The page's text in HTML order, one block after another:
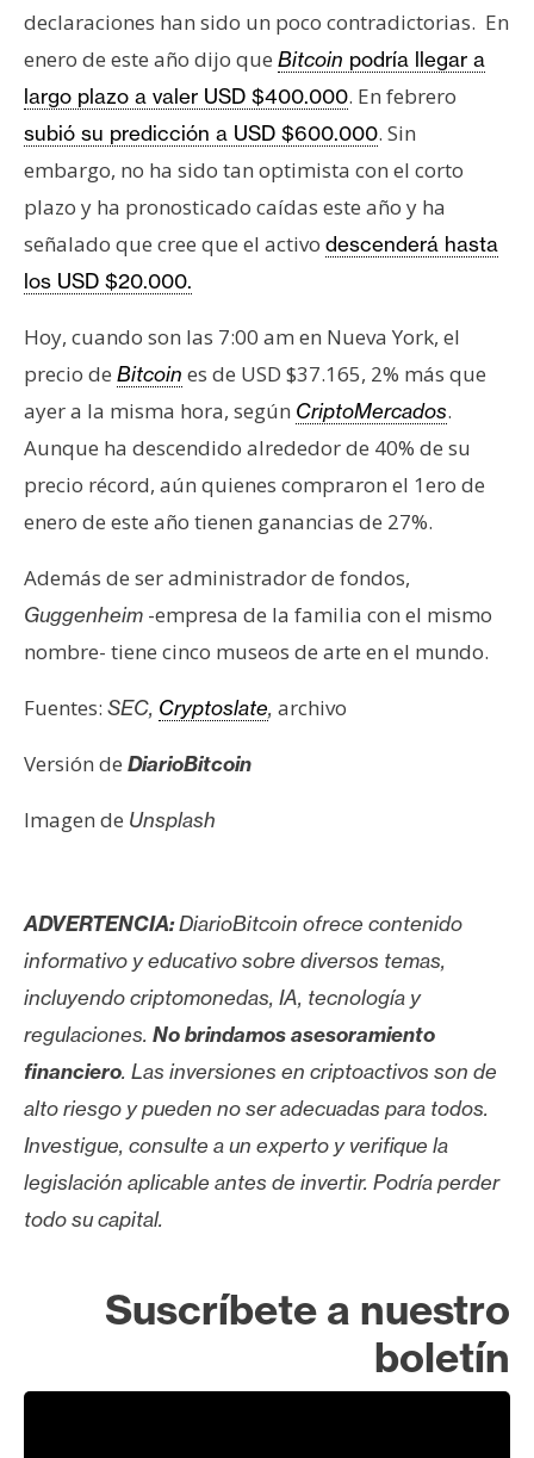
declaraciones han sido un poco contradictorias. En
enero de este año dijo que Bitcoin podría llegar a
largo plazo a valer USD $400.000. En febrero
subió su predicción a USD $600.000. Sin
embargo, no ha sido tan optimista con el corto
plazo y ha pronosticado caídas este año y ha
señalado que cree que el activo descenderá hasta
los USD $20.000.
Hoy, cuando son las 7:00 am en Nueva York, el
precio de Bitcoin es de USD $37.165, 2% más que
ayer a la misma hora, según CriptoMercados.
Aunque ha descendido alrededor de 40% de su
precio récord, aún quienes compraron el 1ero de
enero de este año tienen ganancias de 27%.
Además de ser administrador de fondos,
Guggenheim -empresa de la familia con el mismo
nombre- tiene cinco museos de arte en el mundo.
Fuentes: SEC, Cryptoslate, archivo
Versión de DiarioBitcoin
Imagen de Unsplash
ADVERTENCIA:DiarioBitcoin ofrece contenido
informativo y educativo sobre diversos temas,
incluyendo criptomonedas, IA, tecnología y
regulaciones. No brindamos asesoramiento
financiero. Las inversiones en criptoactivos son de
alto riesgo y pueden no ser adecuadas para todos.
Investigue, consulte a un experto y verifique la
legislación aplicable antes de invertir. Podría perder
todo su capital.
Suscríbete a nuestro
boletín